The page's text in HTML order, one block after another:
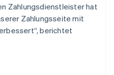
Zahlungsdienstleister hat
Zahlungsseite mit
berichtet